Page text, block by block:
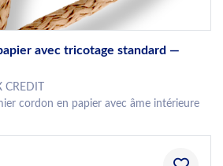
avec tricotage standard —
CREDIT
cordon en papier avec âme intérieure